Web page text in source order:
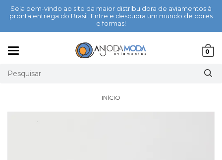
Seja bem-vindo ao site da maior distribuidora de aviamentos à
pronta entrega do Brasil. Entre e descubra um mundo de cores
e formas!
0
INÍCIO